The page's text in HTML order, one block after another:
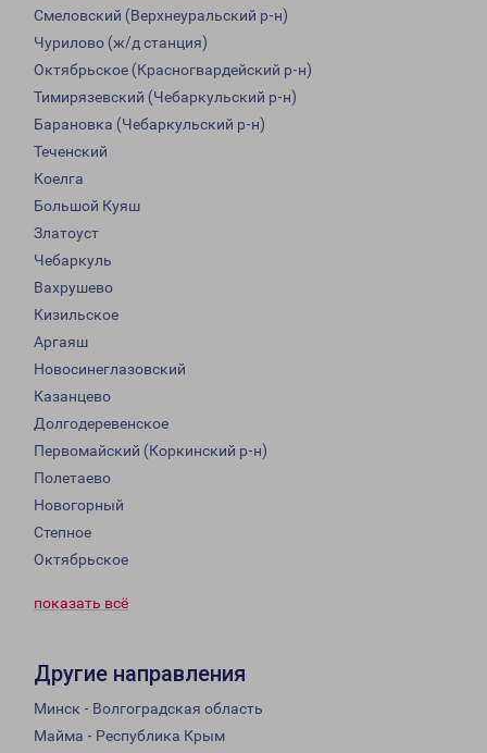
Смеловский (Верхнеуральский р-н)
Чурилово (ж/д станция)
Октябрьское (Красногвардейский р-н)
Тимирязевский (Чебаркульский р-н)
Барановка (Чебаркульский р-н)
Теченский
Коелга
Большой Куяш
Златоуст
Чебаркуль
Вахрушево
Кизильское
Аргаяш
Новосинеглазовский
Казанцево
Долгодеревенское
Первомайский (Коркинский р-н)
Полетаево
Новогорный
Степное
Октябрьское
показать всё
Другие направления
Минск - Волгоградская область
Майма - Республика Крым